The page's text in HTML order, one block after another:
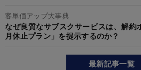
客単価アップ大事典
なぜ良質なサブスクサービスは、解約
月休止プラン」を提示するのか？
最新記事一覧